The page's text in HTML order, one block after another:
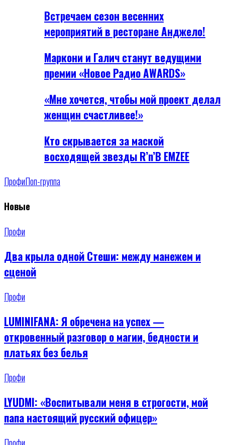
Встречаем сезон весенних
мероприятий в ресторане Анджело!
Маркони и Галич станут ведущими
премии «Новое Радио AWARDS»
«Мне хочется, чтобы мой проект делал
женщин счастливее!»
Кто скрывается за маской
восходящей звезды R’n’B EMZEE
ПрофиПоп-группа
Новые
Профи
Два крыла одной Стеши: между манежем и
сценой
Профи
LUMINIFANA: Я обречена на успех —
откровенный разговор о магии, бедности и
платьях без белья
Профи
LYUDMI: «Воспитывали меня в строгости, мой
папа настоящий русский офицер»